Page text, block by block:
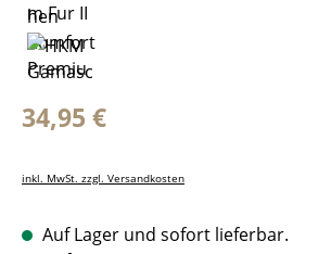
Regulärer Preis:
34,95 €
inkl. MwSt. zzgl. Versandkosten
Auf Lager und sofort lieferbar.